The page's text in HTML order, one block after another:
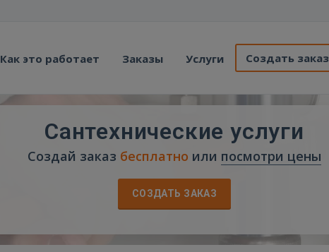
Как это работает Заказы Услуги Создать заказ
Сантехнические услуги
Создай заказ бесплатно или посмотри цены
СОЗДАТЬ ЗАКАЗ